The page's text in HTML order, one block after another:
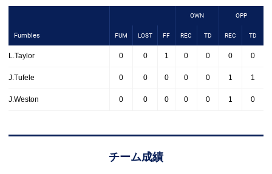
OWN OPP
Fumbles FUM LOST FF REC TD REC TD
L.Taylor 0 0 1 0 0 0 0
J.Tufele 0 0 0 0 0 1 1
J.Weston 0 0 0 0 0 1 0
チーム成績